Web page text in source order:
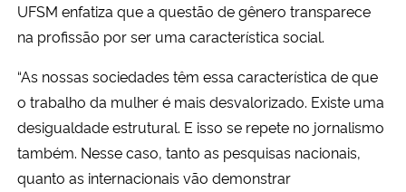
UFSM enfatiza que a questão de gênero transparece
na profissão por ser uma característica social.
“As nossas sociedades têm essa característica de que
o trabalho da mulher é mais desvalorizado. Existe uma
desigualdade estrutural. E isso se repete no jornalismo
também. Nesse caso, tanto as pesquisas nacionais,
quanto as internacionais vão demonstrar